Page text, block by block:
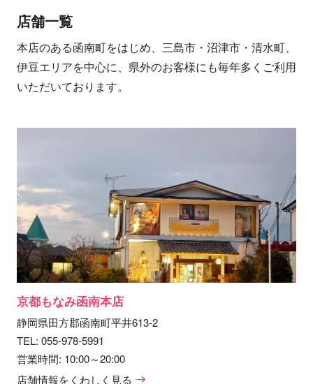
店舗一覧
本店のある函南町をはじめ、三島市・沼津市・清水町、
伊豆エリアを中心に、県外のお客様にも毎年多くご利用
いただいております。
京都もなみ函南本店
静岡県田方郡函南町平井613-2
TEL: 055-978-5991
営業時間: 10:00～20:00
店舗情報をくわしく見る